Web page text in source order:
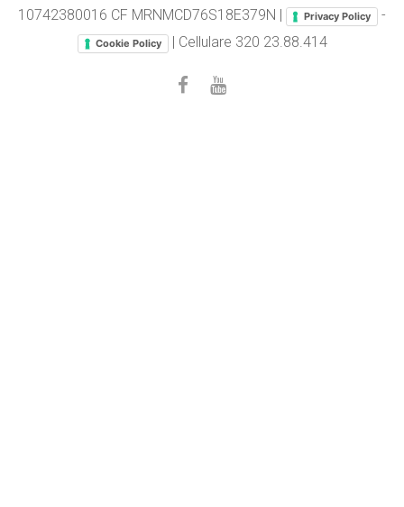
10742380016 CF MRNMCD76S18E379N |
Privacy Policy -
Cookie Policy | Cellulare 320 23.88.414